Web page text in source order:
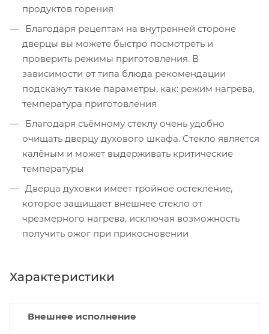
продуктов горения
Благодаря рецептам на внутренней стороне
дверцы вы можете быстро посмотреть и
проверить режимы приготовления. В
зависимости от типа блюда рекомендации
подскажут такие параметры, как: режим нагрева,
температура приготовления
Благодаря съёмному стеклу очень удобно
очищать дверцу духового шкафа. Стекло является
калёным и может выдерживать критические
температуры
Дверца духовки имеет тройное остекление,
которое защищает внешнее стекло от
чрезмерного нагрева, исключая возможность
получить ожог при прикосновении
Характеристики
Внешнее исполнение